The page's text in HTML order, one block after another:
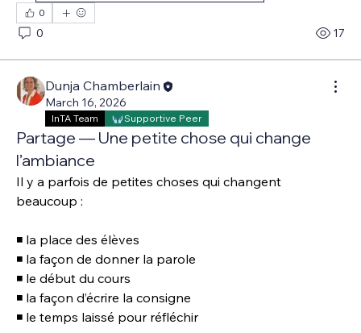
0
0 17
Dunja Chamberlain
March 16, 2026
InTA Team Supportive Peer
Partage — Une petite chose qui change
l’ambiance
Il y a parfois de petites choses qui changent
beaucoup :
◾ la place des élèves
◾ la façon de donner la parole
◾ le début du cours
◾ la façon d’écrire la consigne
◾ le temps laissé pour réfléchir